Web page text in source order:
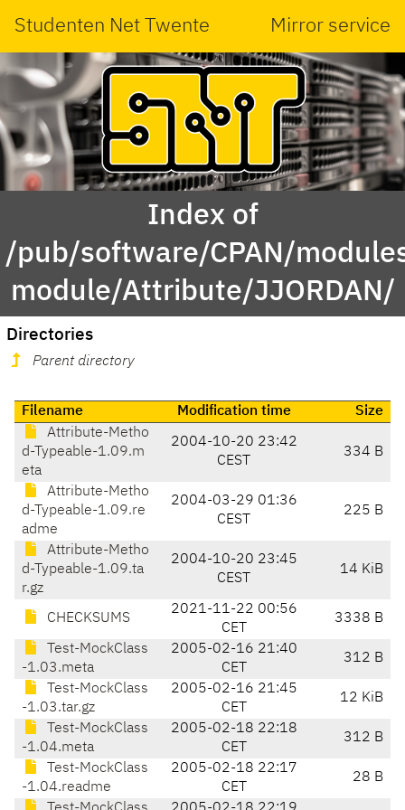
Studenten Net Twente Mirror service
Index of
/pub/software/CPAN/
module/Attribute/JJORDAN/
Directories
Parent directory
Filename Modification time
Size
Attribute-Metho
d-Typeable-1.09.m
eta
2004-10-20 23:42
CEST
334 B
Attribute-Metho
d-Typeable-1.09.re
adme
2004-03-29 01:36
CEST
225 B
Attribute-Metho
d-Typeable-1.09.ta
r.gz
2004-10-20 23:45
CEST
14 KiB
CHECKSUMS
2021-11-22 00:56
CET
3338 B
Test-MockClass
-1.03.meta
2005-02-16 21:40
CET
312 B
Test-MockClass
-1.03.tar.gz
2005-02-16 21:45
CET
12 KiB
Test-MockClass
-1.04.meta
2005-02-18 22:18
CET
312 B
Test-MockClass
-1.04.readme
2005-02-18 22:17
CET
28 B